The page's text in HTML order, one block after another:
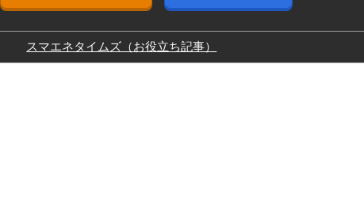
スマエネタイムズ（お役立ち記事）